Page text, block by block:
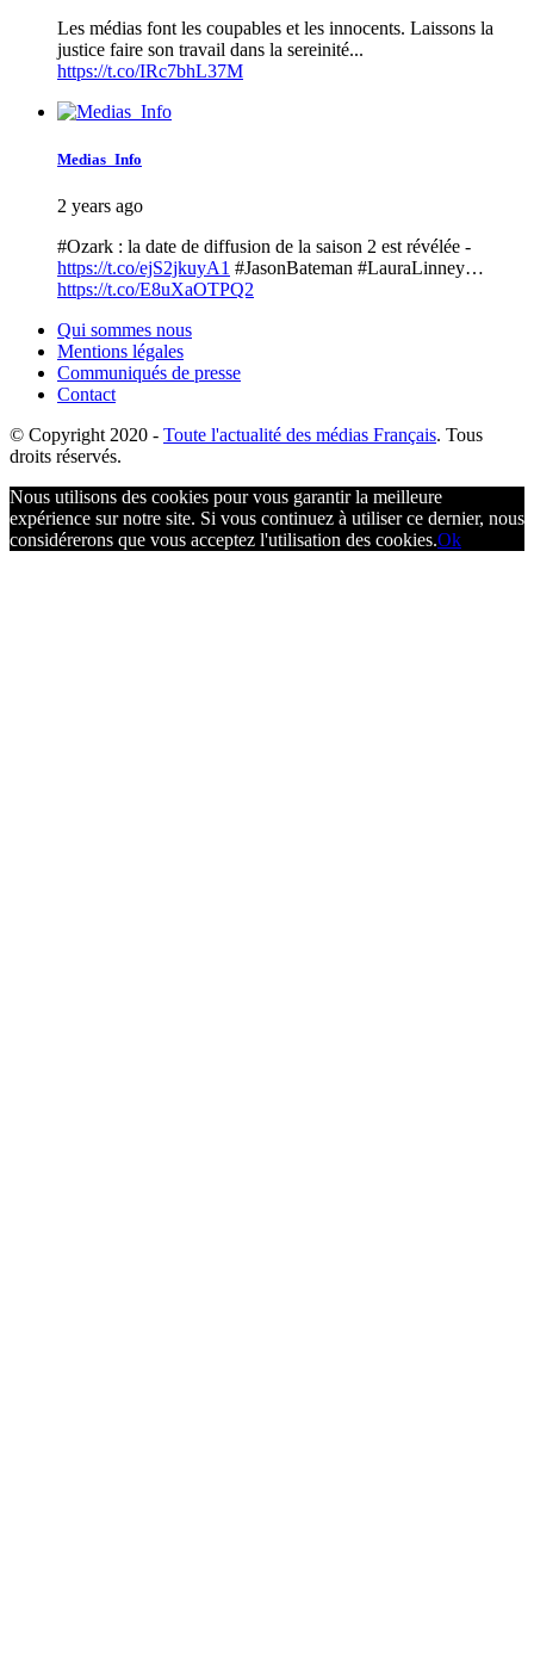
Les médias font les coupables et les innocents. Laissons la
justice faire son travail dans la sereinité...
https://t.co/IRc7bhL37M
Medias_Info
2 years ago
#Ozark : la date de diffusion de la saison 2 est révélée -
https://t.co/ejS2jkuyA1 #JasonBateman #LauraLinney…
https://t.co/E8uXaOTPQ2
Qui sommes nous
Mentions légales
Communiqués de presse
Contact
© Copyright 2020 - Toute l'actualité des médias Français. Tous
droits réservés.
Nous utilisons des cookies pour vous garantir la meilleure
expérience sur notre site. Si vous continuez à utiliser ce dernier, nous
considérerons que vous acceptez l'utilisation des cookies.Ok